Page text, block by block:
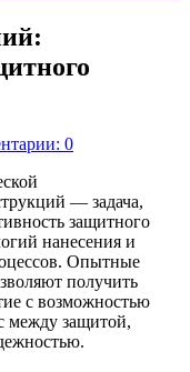
0
— задача,
защитного
нанесения и
Опытные
получить
с возможностью
между защитой,